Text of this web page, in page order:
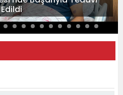
Edildi